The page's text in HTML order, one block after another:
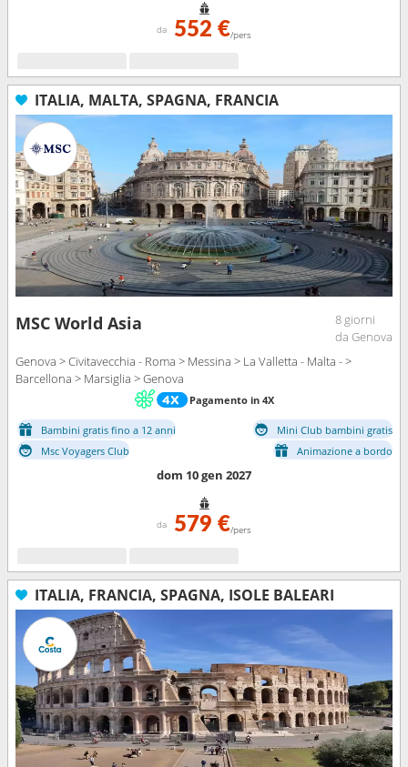
da 552 €/pers
ITALIA, MALTA, SPAGNA, FRANCIA
MSC World Asia
8 giorni
da Genova
Genova > Civitavecchia - Roma > Messina > La Valletta - Malta - >
Barcellona > Marsiglia > Genova
Pagamento in 4X
Bambini gratis fino a 12 anni
Mini Club bambini gratis
Msc Voyagers Club
Animazione a bordo
dom 10 gen 2027
da 579 €/pers
ITALIA, FRANCIA, SPAGNA, ISOLE BALEARI